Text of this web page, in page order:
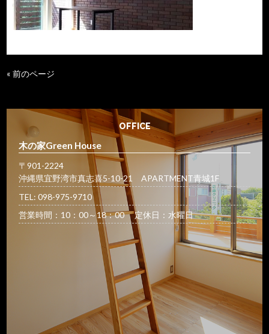
« 前のページ
OFFICE
木の家Green House
〒901-2224
沖縄県宜野湾市真志喜5-10-21 APARTMENT青城1F
TEL: 098-975-9710
営業時間：10：00～18：00 定休日：水曜日